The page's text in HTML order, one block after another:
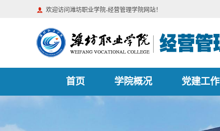
欢迎访问潍坊职业学院-经营管理学院网站！
首页 学院概况 党建工作